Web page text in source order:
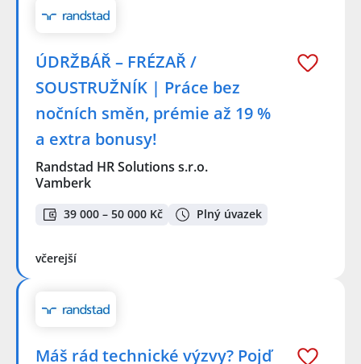
ÚDRŽBÁŘ – FRÉZAŘ /
SOUSTRUŽNÍK | Práce bez
nočních směn, prémie až 19 %
a extra bonusy!
Randstad HR Solutions s.r.o.
Vamberk
39 000 – 50 000 Kč Plný úvazek
včerejší
Máš rád technické výzvy? Pojď